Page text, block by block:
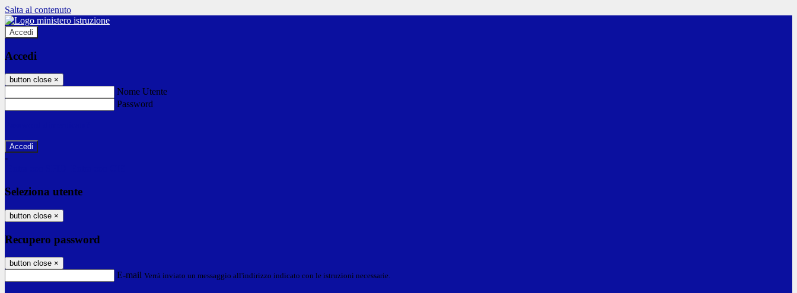
Salta al contenuto
Accedi
Accedi
button close ×
Nome Utente
Password
-
Seleziona utente
button close ×
Recupero password
button close ×
E-mail Verrà inviato un messaggio all'indirizzo indicato con le istruzioni necessarie.